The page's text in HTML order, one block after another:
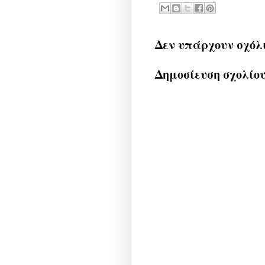
Δεν υπάρχουν
Δημοσίευση